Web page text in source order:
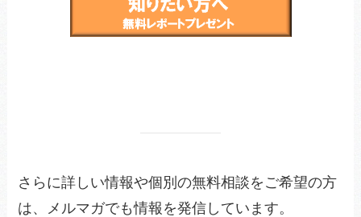
さらに詳しい情報や個別の無料相談をご希望の方
は、メルマガでも情報を発信しています。